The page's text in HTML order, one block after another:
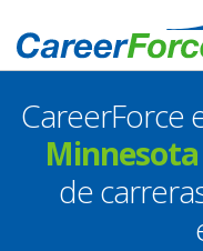
to
main
content
CareerForce
Minnesota
de